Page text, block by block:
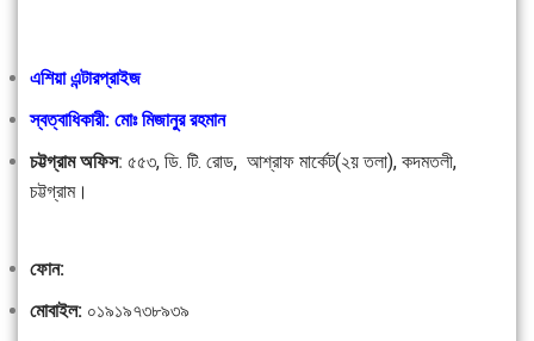
এশিয়া এন্টারপ্রাইজ
স্বত্বাধিকারী: মোঃ মিজানুর রহমান
চট্টগ্রাম অফিস: ৫৫৩, ডি. টি. রোড, আশ্রাফ মার্কেট(২য় তলা), কদমতলী,
চট্টগ্রাম।
ফোন:
মোবাইল: ০১৯১৯৭৩৮৯৩৯